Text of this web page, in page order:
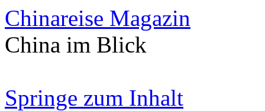
Chinareise Magazin
China im Blick
Springe zum Inhalt